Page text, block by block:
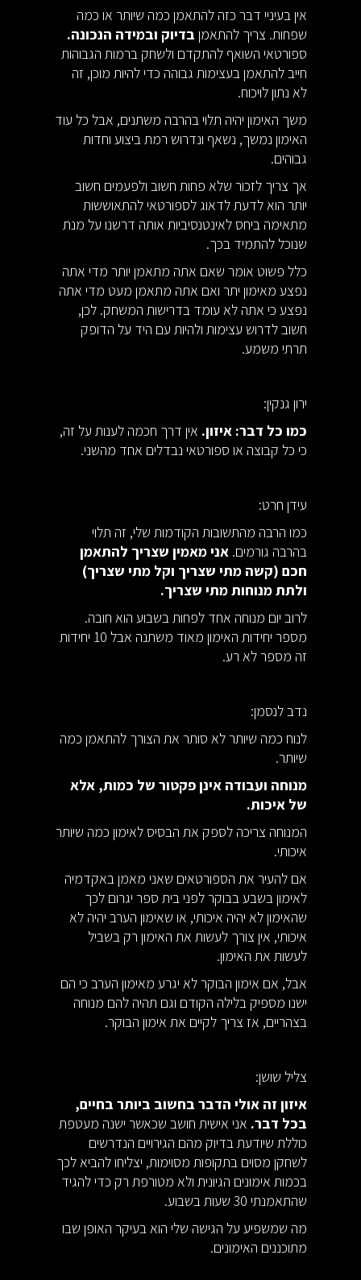
אין בעיניי דבר כזה להתאמן כמה שיותר או כמה
שפחות. צריך להתאמן בדיוק ובמידה הנכונה.
ספורטאי השואף להתקדם ולשחק ברמות הגבוהות
חייב להתאמן בעצימות גבוהה כדי להיות מוכן, זה
לא נתון לויכוח.
משך האימון יהיה תלוי בהרבה משתנים, אבל כל עוד
האימון נמשך, נשאף ונדרוש רמת ביצוע וחדות
גבוהים.
אך צריך לזכור שלא פחות חשוב ולפעמים חשוב
יותר הוא לדעת לדאוג לספורטאי להתאוששות
מתאימה ביחס לאינטנסיביות אותה דרשנו על מנת
שנוכל להתמיד בכך.
כלל פשוט אומר שאם אתה מתאמן יותר מדי אתה
נפצע מאימון יתר ואם אתה מתאמן מעט מדי אתה
נפצע כי אתה לא עומד בדרישות המשחק. לכן,
חשוב לדרוש עצימות ולהיות עם היד על הדופק
תרתי משמע.
ירון גנקין:
כמו כל דבר: איזון. אין דרך חכמה לענות על זה,
כי כל קבוצה או ספורטאי נבדלים אחד מהשני.
עידן חרט:
כמו הרבה מהתשובות הקודמות שלי, זה תלוי
בהרבה גורמים.אני מאמין שצריך להתאמן
חכם (קשה מתי שצריך וקל מתי שצריך)
ולתת מנוחות מתי שצריך.
לרוב יום מנוחה אחד לפחות בשבוע הוא חובה.
מספר יחידות האימון מאוד משתנה אבל 10 יחידות
זה מספר לא רע.
נדב לנסמן:
לנוח כמה שיותר לא סותר את הצורך להתאמן כמה
שיותר.
מנוחה ועבודה אינן פקטור של כמות, אלא
של איכות.
המנוחה צריכה לספק את הבסיס לאימון כמה שיותר
איכותי.
אם להעיר את הספורטאים שאני מאמן באקדמיה
לאימון בשבע בבוקר לפני בית ספר יגרום לכך
שהאימון לא יהיה איכותי, או שאימון הערב יהיה לא
איכותי, אין צורך לעשות את האימון רק בשביל
לעשות את האימון.
אבל, אם אימון הבוקר לא יגרע מאימון הערב כי הם
ישנו מספיק בלילה הקודם וגם תהיה להם מנוחה
בצהריים, אז צריך לקיים את אימון הבוקר.
צליל שושן:
איזון זה אולי הדבר בחשוב ביותר בחיים,
בכל דבר. אני אישית חושב שכאשר ישנה מעטפת
כוללת שיודעת בדיוק מהם הגירויים הנדרשים
לשחקן מסוים בתקופות מסוימות, יצליחו להביא לכך
בכמות אימונים הגיונית ולא מטורפת רק כדי להגיד
שהתאמנתי 30 שעות בשבוע.
מה שמשפיע על הגישה שלי הוא בעיקר האופן שבו
מתוכננים האימונים.